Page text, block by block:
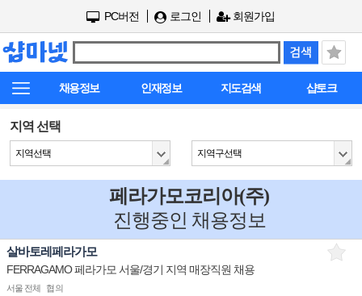
PC버전 로그인 회원가입
채용정보 인재정보 지도검색 샵토크
지역 선택
지역선택 지역구선택
페라가모코리아(주)
진행중인 채용정보
살바토레페라가모
FERRAGAMO 페라가모 서울/경기 지역 매장직원 채용
서울 전체
협의